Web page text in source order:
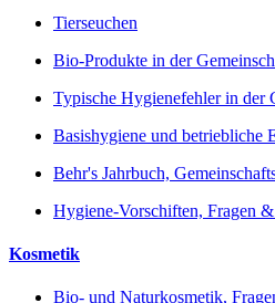
Tierseuchen
Bio-Produkte in der
Typische Hygienefehler in der
Basishygiene und betriebliche
Behr's Jahrbuch,
Hygiene-Vorschiften, Fragen
Kosmetik
Bio- und Naturkosmetik,